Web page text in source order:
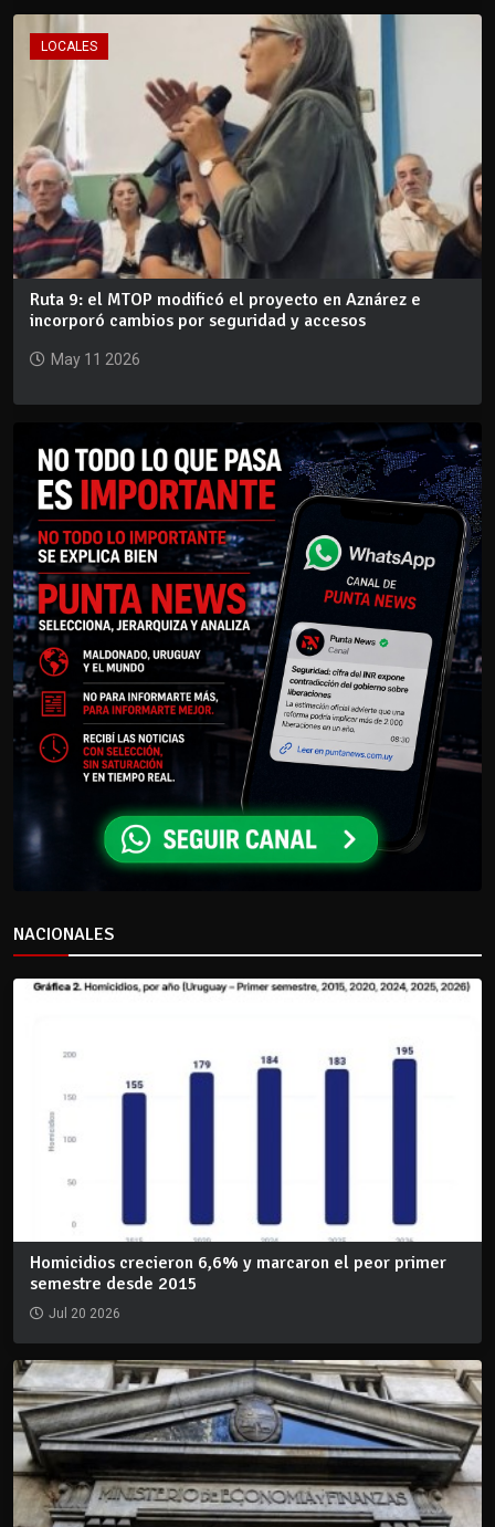
LOCALES
Ruta 9: el MTOP modificó el proyecto en Aznárez e
incorporó cambios por seguridad y accesos
May 11 2026
NACIONALES
Homicidios crecieron 6,6% y marcaron el peor primer
semestre desde 2015
Jul 20 2026